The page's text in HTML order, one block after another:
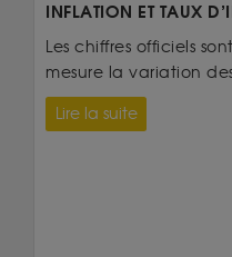
INFLATION ET TAUX
Les chiffres officiels
mesure la variation
Lire la suite